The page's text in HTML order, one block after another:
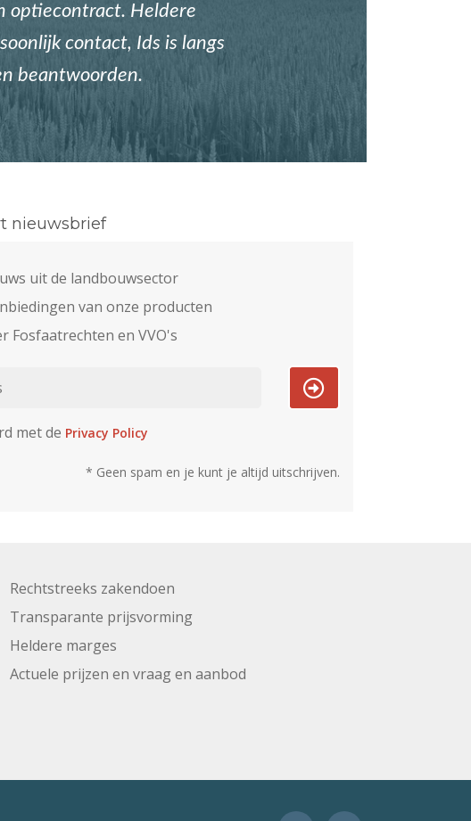
optiecontract. Heldere
contact, Ids is langs
beantwoorden.
nieuwsbrief
uit de landbouwsector
van onze producten
Fosfaatrechten en VVO's
met de Privacy Policy
* Geen spam en je kunt je altijd uitschrijven.
Rechtstreeks zakendoen
Transparante prijsvorming
Heldere marges
Actuele prijzen en vraag en aanbod